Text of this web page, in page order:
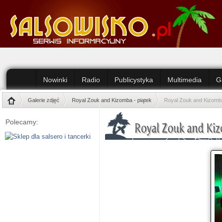
Nowinki Radio Publicystyka Multimedia
Galerie zdjęć Royal Zouk and Kizomba - piątek Royal Zouk and
Polecamy: